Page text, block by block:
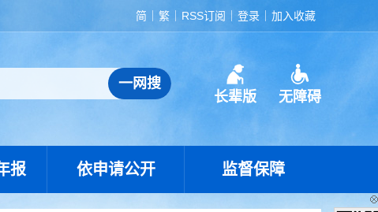
简 繁 RSS订阅 登录 加入收藏
长辈版 无障碍
报 依申请公开 监督保障